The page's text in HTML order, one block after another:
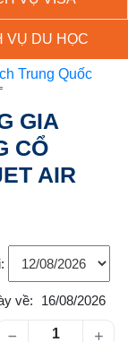
VỤ DU HỌC
Trung Quốc
GIA
CỔ
AIR
về: 16/08/2026